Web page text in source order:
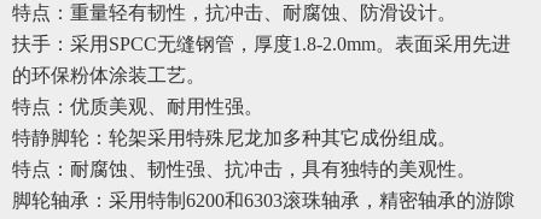
特点：重量轻有韧性，抗冲击、耐腐蚀、防滑设计。
扶手：采用 SPCC无缝钢管，厚度1.8-2.0mm。表面采用先进
的环保粉体涂装工艺。
特点： 优质美观、耐用性强。
特静脚轮：轮架采用特殊尼龙加多种其它成份组成。
特点：耐腐蚀、韧性强、抗冲击，具有独特的美观性。
脚轮轴承：采用特制 6200和6303滚珠轴承，精密轴承的游隙